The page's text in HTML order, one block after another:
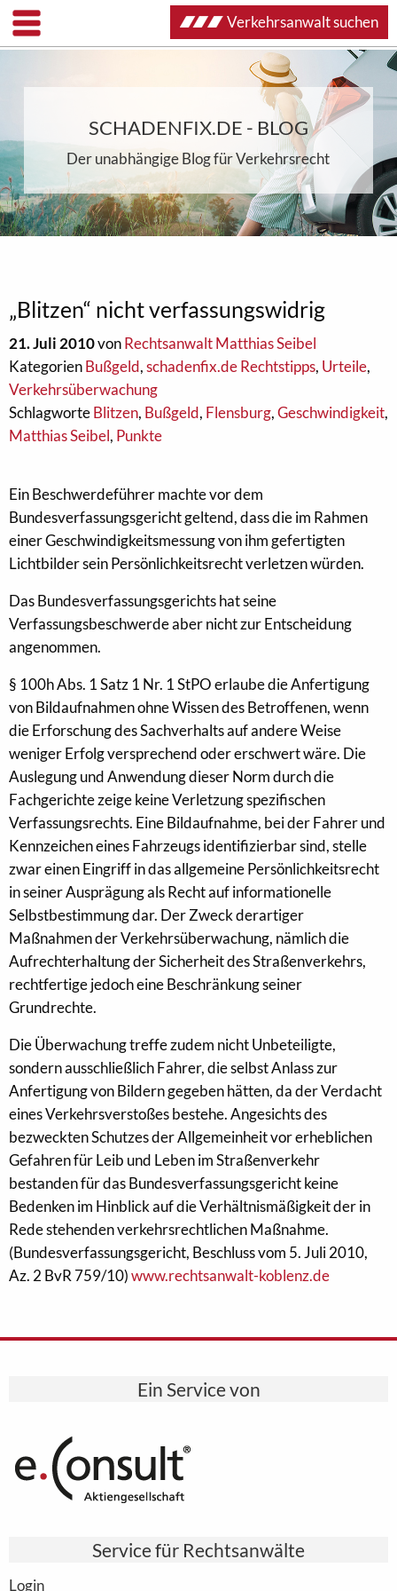
SCHADENFIX.DE - BLOG
Der unabhängige Blog für Verkehrsrecht
„Blitzen“ nicht verfassungswidrig
21. Juli 2010vonRechtsanwalt Matthias Seibel
KategorienBußgeld,schadenfix.de Rechtstipps, Urteile,
Verkehrsüberwachung
SchlagworteBlitzen, Bußgeld, Flensburg,Geschwindigkeit,
Matthias Seibel, Punkte
Ein Beschwerdeführer machte vor dem
Bundesverfassungsgericht geltend, dass die im Rahmen
einer Geschwindigkeitsmessung von ihm gefertigten
Lichtbilder sein Persönlichkeitsrecht verletzen würden.
Das Bundesverfassungsgerichts hat seine
Verfassungsbeschwerde aber nicht zur Entscheidung
angenommen.
§ 100h Abs. 1 Satz 1 Nr. 1 StPO erlaube die Anfertigung
von Bildaufnahmen ohne Wissen des Betroffenen, wenn
die Erforschung des Sachverhalts auf andere Weise
weniger Erfolg versprechend oder erschwert wäre. Die
Auslegung und Anwendung dieser Norm durch die
Fachgerichte zeige keine Verletzung spezifischen
Verfassungsrechts. Eine Bildaufnahme, bei der Fahrer und
Kennzeichen eines Fahrzeugs identifizierbar sind, stelle
zwar einen Eingriff in das allgemeine Persönlichkeitsrecht
in seiner Ausprägung als Recht auf informationelle
Selbstbestimmung dar. Der Zweck derartiger
Maßnahmen der Verkehrsüberwachung, nämlich die
Aufrechterhaltung der Sicherheit des Straßenverkehrs,
rechtfertige jedoch eine Beschränkung seiner
Grundrechte.
Die Überwachung treffe zudem nicht Unbeteiligte,
sondern ausschließlich Fahrer, die selbst Anlass zur
Anfertigung von Bildern gegeben hätten, da der Verdacht
eines Verkehrsverstoßes bestehe. Angesichts des
bezweckten Schutzes der Allgemeinheit vor erheblichen
Gefahren für Leib und Leben im Straßenverkehr
bestanden für das Bundesverfassungsgericht keine
Bedenken im Hinblick auf die Verhältnismäßigkeit der in
Rede stehenden verkehrsrechtlichen Maßnahme.
(Bundesverfassungsgericht, Beschluss vom 5. Juli 2010,
Az. 2 BvR 759/10)www.rechtsanwalt-koblenz.de
Ein Service von
Service für Rechtsanwälte
Login
Verkehrsanwalt suchen